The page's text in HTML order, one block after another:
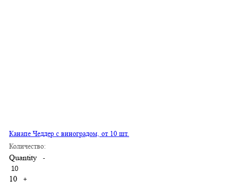
Канапе Чеддер с виноградом, от 10 шт.
Количество:
Quantity -
10 +